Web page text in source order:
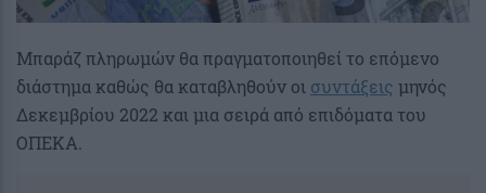
Μπαράζ πληρωμών θα πραγματοποιηθεί το επόμενο
διάστημα καθώς θα καταβληθούν οι συντάξεις μηνός
Δεκεμβρίου 2022 και μια σειρά από επιδόματα του
ΟΠΕΚΑ.